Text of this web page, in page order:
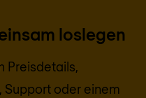
loslegen
Preisdetails,
oder einem